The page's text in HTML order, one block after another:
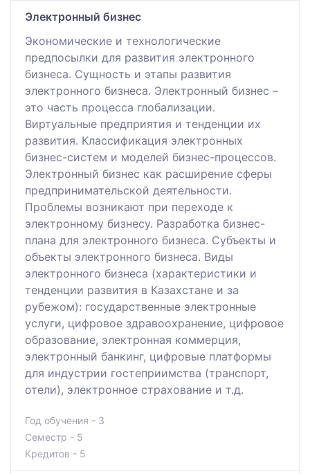
Электронный бизнес
Экономические и технологические
предпосылки для развития электронного
бизнеса. Сущность и этапы развития
электронного бизнеса. Электронный бизнес –
это часть процесса глобализации.
Виртуальные предприятия и тенденции их
развития. Классификация электронных
бизнес-систем и моделей бизнес-процессов.
Электронный бизнес как расширение сферы
предпринимательской деятельности.
Проблемы возникают при переходе к
электронному бизнесу. Разработка бизнес-
плана для электронного бизнеса. Субъекты и
объекты электронного бизнеса. Виды
электронного бизнеса (характеристики и
тенденции развития в Казахстане и за
рубежом): государственные электронные
услуги, цифровое здравоохранение, цифровое
образование, электронная коммерция,
электронный банкинг, цифровые платформы
для индустрии гостеприимства (транспорт,
отели), электронное страхование и т.д.
Год обучения - 3
Семестр - 5
Кредитов - 5